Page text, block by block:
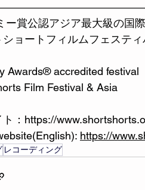
ー賞公認アジア最大級の国
ショートフィルムフェステ
Awards® accredited festival
Film Festival & Asia
： https://
https://
レコーディング